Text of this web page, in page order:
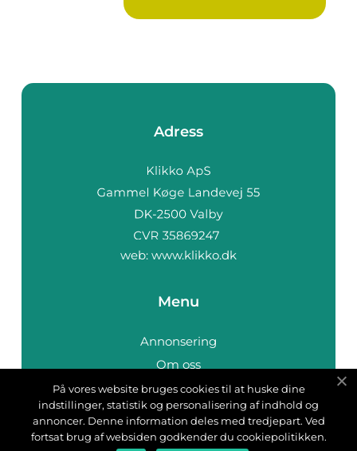
Adress
web: www.klikko.dk
Menu
Annonsering
Om oss
Cookies
Kontakta oss
Sitemap
På vores website bruges cookies til at huske dine
indstillinger, statistik og personalisering af indhold og
annoncer. Denne information deles med tredjepart. Ved
fortsat brug af websiden godkender du cookiepolitikken.